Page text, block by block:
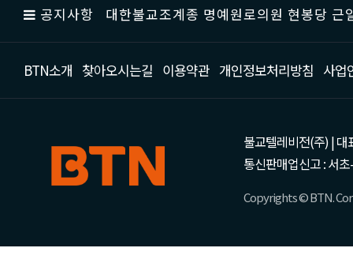
공지사항 대한불교조계종 명예원로의원 현봉당
BTN소개 찾아오시는길 이용약관 개인정보처리방침 사업
불교텔레비전(주) | 대
통신판매업신고 : 서
Copyrights © BTN.